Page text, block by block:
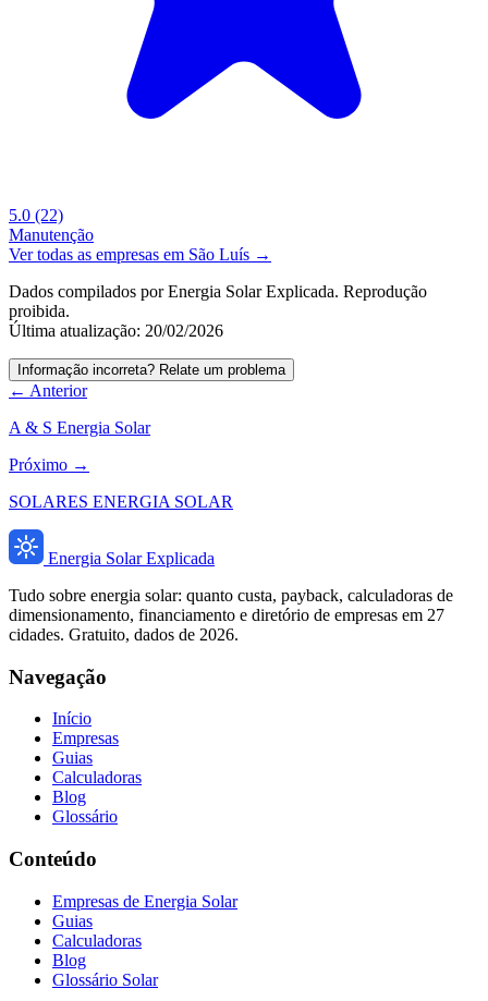
5.0 (22)
Manutenção
Ver todas as empresas em São Luís →
Dados compilados por Energia Solar Explicada. Reprodução
proibida.
Última atualização: 20/02/2026
Informação incorreta? Relate um problema
← Anterior
A & S Energia Solar
Próximo →
SOLARES ENERGIA SOLAR
Energia Solar Explicada
Tudo sobre energia solar: quanto custa, payback, calculadoras de
dimensionamento, financiamento e diretório de empresas em 27
cidades. Gratuito, dados de 2026.
Navegação
Início
Empresas
Guias
Calculadoras
Blog
Glossário
Conteúdo
Empresas de Energia Solar
Guias
Calculadoras
Blog
Glossário Solar